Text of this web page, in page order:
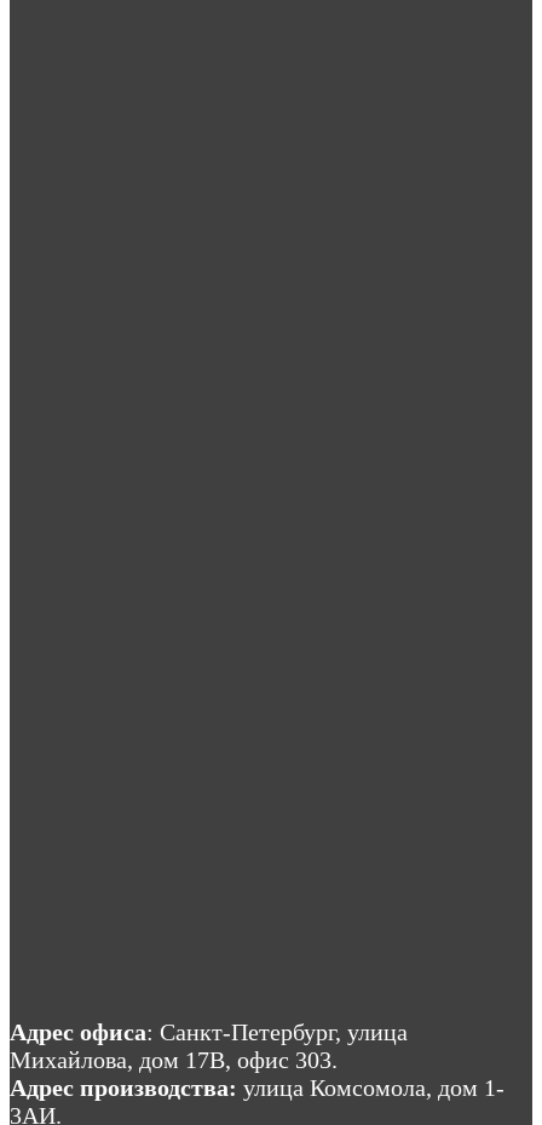
Адрес офиса: Санкт-Петербург, улица
Михайлова, дом 17В, офис 303.
Адрес производства: улица Комсомола, дом 1-
3АИ.